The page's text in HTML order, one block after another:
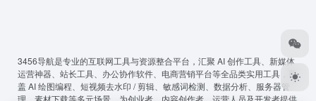
3456导航是专业的互联网工具与资源整合平台，汇聚 AI 创作工具、新媒体
运营神器、站长工具、办公协作软件、电商营销平台等全品类实用工具，覆
盖 AI 绘图编程、短视频去水印 / 剪辑、敏感词检测、数据分析、服务器管
理、素材下载等多元场景，为创业者、内容创作者、运营人员及开发者提供